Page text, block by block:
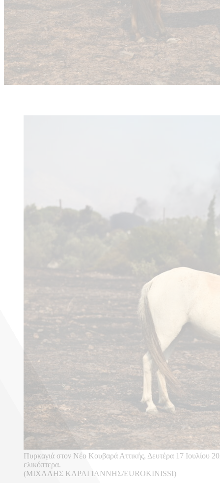
Πυρκαγιά στον Νέο Κουβαρά Αττικής, Δευτέρα 17 Ιουλίου
ελικόπτερα.
(ΜΙΧΑΛΗΣ ΚΑΡΑΓΙΑΝΝΗΣ/EUROKINISSI)